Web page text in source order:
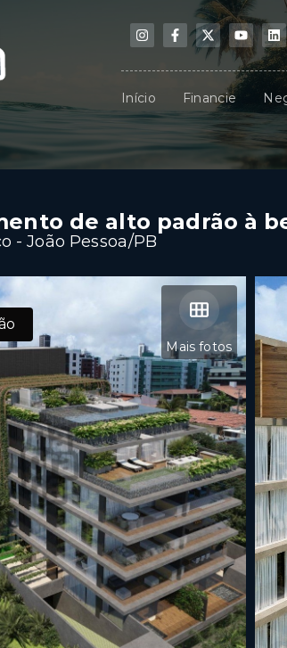
Início Financie
de alto padrão à
- João Pessoa/PB
Mais fotos